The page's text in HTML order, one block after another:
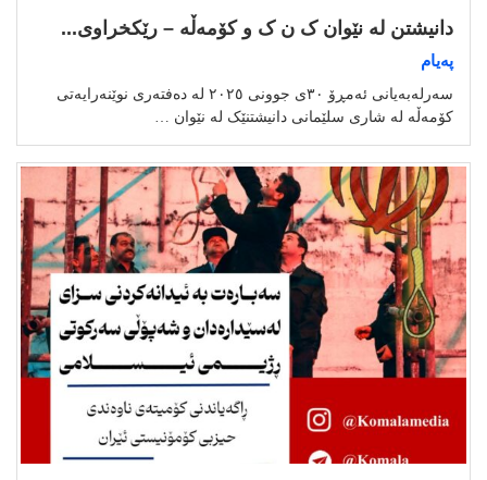
دانیشتن لە نێوان ک ن ک و کۆمەڵە – رێکخراوی...
پەیام
سەرلەبەیانی ئەمڕۆ ٣٠ی جوونی ٢٠٢٥ لە دەفتەری نوێنەرایەتی
کۆمەڵە لە شاری سلێمانی دانیشتنێک لە نێوان …